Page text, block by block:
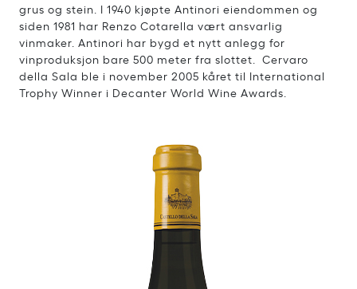
grus og stein. I 1940 kjøpte Antinori eiendommen og
siden 1981 har Renzo Cotarella vært ansvarlig
vinmaker. Antinori har bygd et nytt anlegg for
vinproduksjon bare 500 meter fra slottet. Cervaro
della Sala ble i november 2005 kåret til International
Trophy Winner i Decanter World Wine Awards.